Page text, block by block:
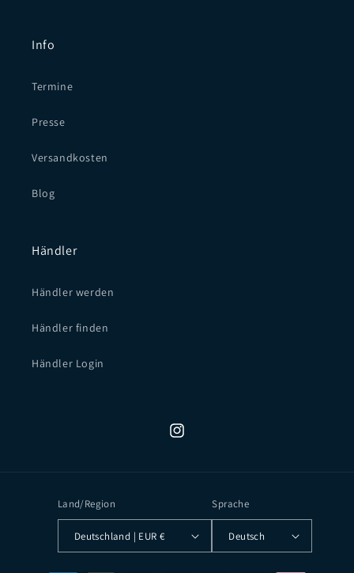
Info
Termine
Presse
Versandkosten
Blog
Händler
Händler werden
Händler finden
Händler Login
Instagram
Land/Region
Deutschland | EUR €
Sprache
Deutsch